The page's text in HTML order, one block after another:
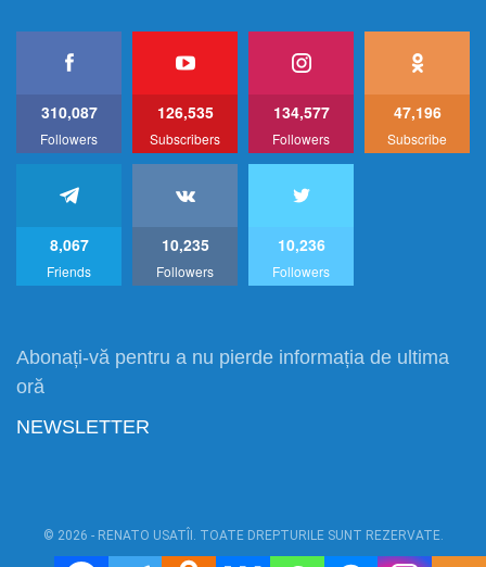
310,087
Followers
126,535
Subscribers
134,577
Followers
47,196
Subscribe
8,067
Friends
10,235
Followers
10,236
Followers
Abonați-vă pentru a nu pierde informația de ultima
oră
NEWSLETTER
© 2026 - RENATO USATÎI. TOATE DREPTURILE SUNT REZERVATE.